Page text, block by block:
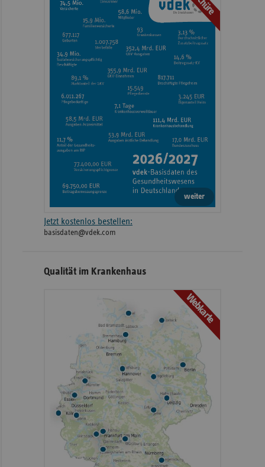
weiter
Jetzt kostenlos bestellen:
basisdaten@vdek.com
Qualität im Krankenhaus
Webkarte